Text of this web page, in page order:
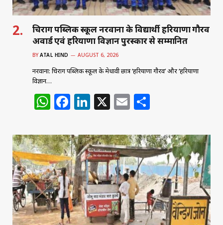
चिराग पब्लिक स्कूल नरवाना के विद्यार्थी हरियाणा गौरव
अवार्ड एवं हरियाणा विज्ञान पुरस्कार से सम्मानित
BY ATAL HIND AUGUST 6, 2026
नरवाना: चिराग पब्लिक स्कूल के मेधावी छात्र ‘हरियाणा गौरव’ और ‘हरियाणा
विज्ञान…
W
at
s
A
p
p
F
c
e
b
o
o
k
Li
k
e
dI
n
X E
ai
l
ar
e